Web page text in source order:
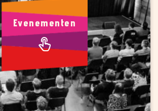
Evenementen
kennis en inspiratie
haar partners organiseren voor jou als
zakelijke evenementen vol kennis en
actuele onderwerpen in jouw branche.
deze evenementen staat in de agenda op
deze website.